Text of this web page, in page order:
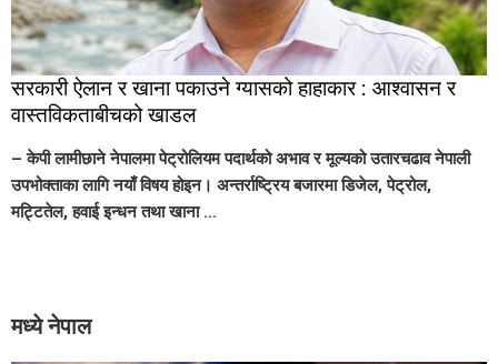
सरकारी ऐलान र खाना पकाउने ग्यासको हाहाकार : आश्वासन र
वास्तविकताबीचको खाडल
– केपी लामीछाने नेपालमा पेट्रोलियम पदार्थको अभाव र मूल्यको उतारचढाव नेपाली
उपभोक्ताका लागि नयाँ विषय होइन। अन्तर्राष्ट्रिय बजारमा डिजेल, पेट्रोल,
मट्टितेल, हवाई इन्धन तथा खाना ...
मध्ये नेपाल